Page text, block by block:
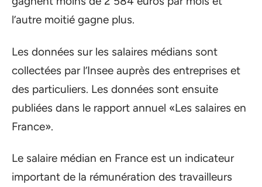
l’autre moitié gagne plus.
Les données sur les salaires médians sont
collectées par l’Insee auprès des entreprises et
des particuliers. Les données sont ensuite
publiées dans le rapport annuel «Les salaires en
France».
Le salaire médian en France est un indicateur
important de la rémunération des travailleurs